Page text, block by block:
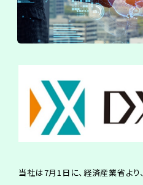
当社は7月1日に、経済産業省よ